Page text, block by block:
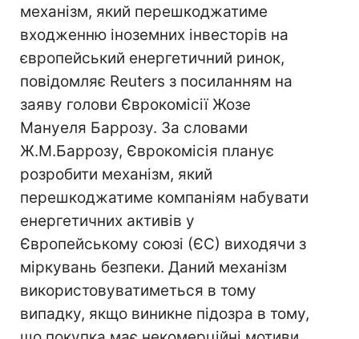
механізм, який перешкоджатиме
входженню іноземних інвесторів на
європейський енергетичний ринок,
повідомляє Reuters з посиланням на
заяву голови Єврокомісії Жозе
Мануеля Баррозу. За словами
Ж.М.Баррозу, Єврокомісія планує
розробити механізм, який
перешкоджатиме компаніям набувати
енергетичних активів у
Європейському союзі (ЄС) виходячи з
міркувань безпеки. Даний механізм
використовуватиметься в тому
випадку, якщо виникне підозра в тому,